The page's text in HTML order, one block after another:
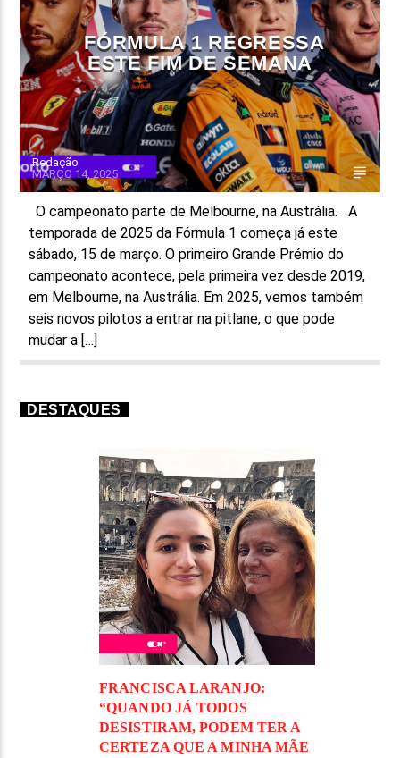
FÓRMULA 1 REGRESSA
ESTE FIM DE SEMANA
Redação
MARÇO 14, 2025
O campeonato parte de Melbourne, na Austrália. A
temporada de 2025 da Fórmula 1 começa já este
sábado, 15 de março. O primeiro Grande Prémio do
campeonato acontece, pela primeira vez desde 2019,
em Melbourne, na Austrália. Em 2025, vemos também
seis novos pilotos a entrar na pitlane, o que pode
mudar a […]
DESTAQUES
FRANCISCA LARANJO:
“QUANDO JÁ TODOS
DESISTIRAM, PODEM TER A
CERTEZA QUE A MINHA MÃE